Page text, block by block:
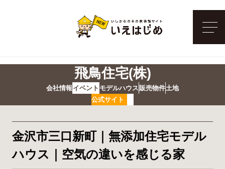
メ
飛鳥住宅(株)
会社情報 イベント モデルハウス販売物件土地
公式サイト
金沢市三口新町｜無添加住宅モデル
ハウス｜空気の違いを感じる家